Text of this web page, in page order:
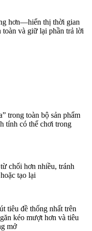
hơn—hiển thị thời gian
và giữ lại phần trả lời
trong toàn bộ sản phẩm
tính có thể chơi trong
chối hơn nhiều, tránh
tạo lại
tiêu đề thống nhất trên
kéo mượt hơn và tiêu
mở